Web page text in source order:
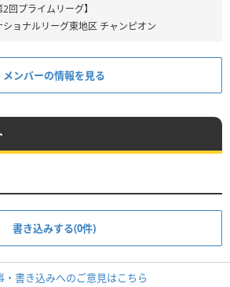
2回プライムリーグ】
ショナルリーグ東地区 チャンピオン
メンバーの情報を見る
書き込みする(0件)
・書き込みへのご意見はこちら